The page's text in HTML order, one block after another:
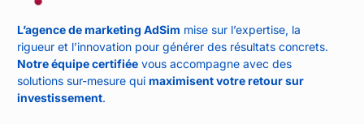
L’agence de marketing AdSim mise sur l’expertise, la
rigueur et l’innovation pour générer des résultats concrets.
Notre équipe certifiée vous accompagne avec des
solutions sur-mesure qui maximisent votre retour sur
investissement.